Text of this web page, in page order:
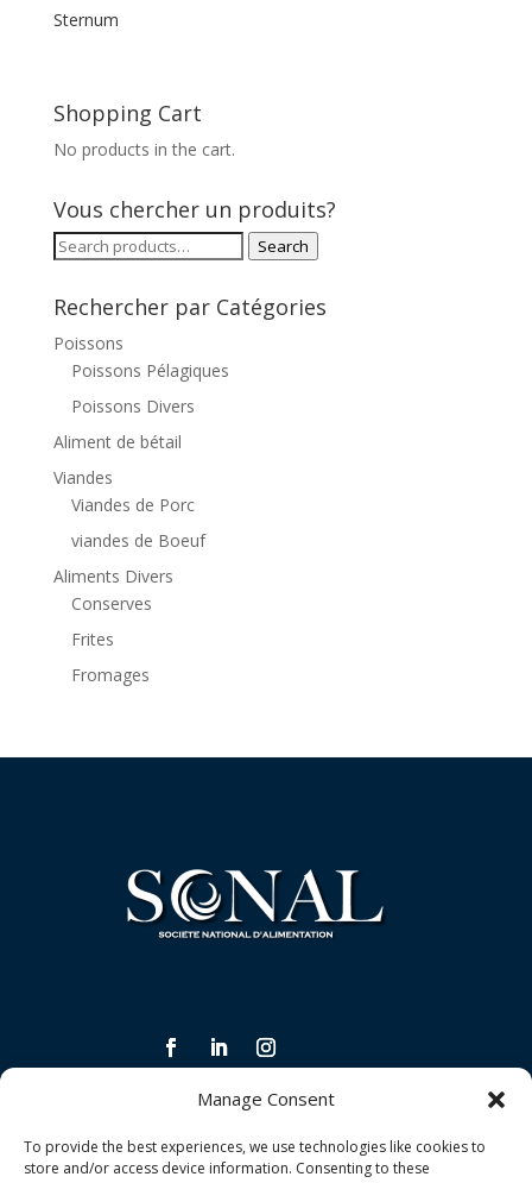
Manage Consent
To provide the best experiences, we use technologies like cookies to
store and/or access device information. Consenting to these
Sternum
Shopping Cart
No products in the cart.
Vous chercher un produits?
Search
Search
Rechercher par Catégories
Poissons
Poissons Pélagiques
Poissons Divers
Aliment de bétail
Viandes
Viandes de Porc
viandes de Boeuf
Aliments Divers
Conserves
Frites
Fromages
Politique de confidentialité